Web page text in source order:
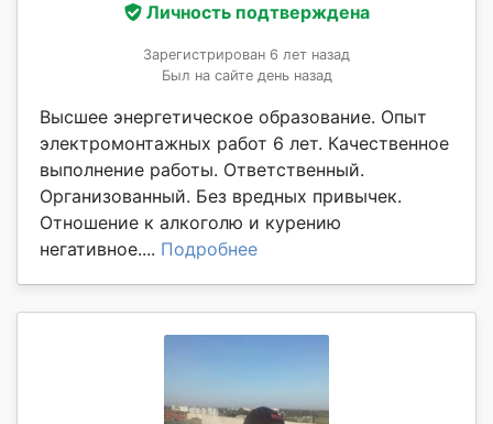
Личность подтверждена
Зарегистрирован 6 лет назад
Был на сайте день назад
Высшее энергетическое образование. Опыт
электромонтажных работ 6 лет. Качественное
выполнение работы. Ответственный.
Организованный. Без вредных привычек.
Отношение к алкоголю и курению
негативное.... Подробнее